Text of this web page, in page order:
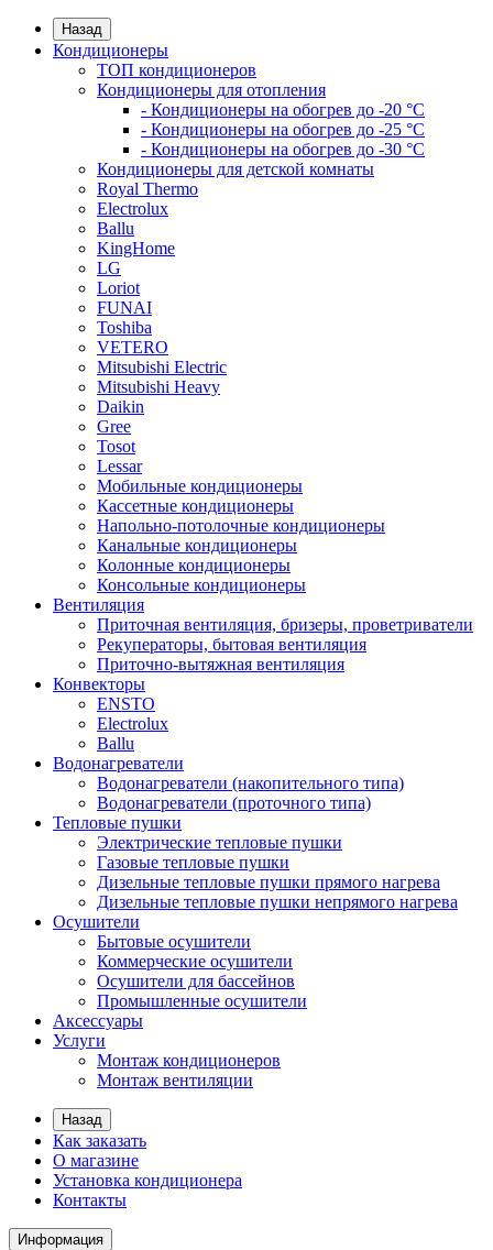
Назад
Кондиционеры
ТОП кондиционеров
Кондиционеры для отопления
- Кондиционеры на обогрев до -20 °C
- Кондиционеры на обогрев до -25 °C
- Кондиционеры на обогрев до -30 °C
Кондиционеры для детской комнаты
Royal Thermo
Electrolux
Ballu
KingHome
LG
Loriot
FUNAI
Toshiba
VETERO
Mitsubishi Electric
Mitsubishi Heavy
Daikin
Gree
Tosot
Lessar
Мобильные кондиционеры
Кассетные кондиционеры
Напольно-потолочные кондиционеры
Канальные кондиционеры
Колонные кондиционеры
Консольные кондиционеры
Вентиляция
Приточная вентиляция, бризеры, проветриватели
Рекуператоры, бытовая вентиляция
Приточно-вытяжная вентиляция
Конвекторы
ENSTO
Electrolux
Ballu
Водонагреватели
Водонагреватели (накопительного типа)
Водонагреватели (проточного типа)
Тепловые пушки
Электрические тепловые пушки
Газовые тепловые пушки
Дизельные тепловые пушки прямого нагрева
Дизельные тепловые пушки непрямого нагрева
Осушители
Бытовые осушители
Коммерческие осушители
Осушители для бассейнов
Промышленные осушители
Аксессуары
Услуги
Монтаж кондиционеров
Монтаж вентиляции
Назад
Как заказать
О магазине
Установка кондиционера
Контакты
Информация